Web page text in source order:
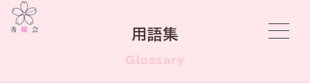
用語集
Glossary